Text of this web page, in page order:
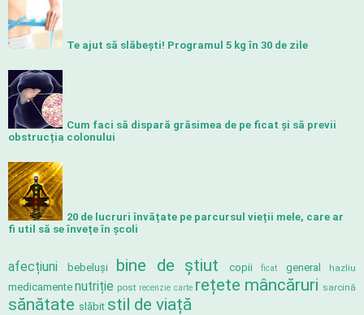
Te ajut să slăbeşti! Programul 5 kg în 30 de zile
Cum faci să dispară grăsimea de pe ficat și să previi
obstrucția colonului
20 de lucruri învățate pe parcursul vieții mele, care ar
fi util să se învețe în școli
afecțiuni bebeluși bine de știut copii ficat general hazliu
medicamente nutriție post recenzie carte rețete mâncăruri sarcină
sănătate slăbit stil de viață